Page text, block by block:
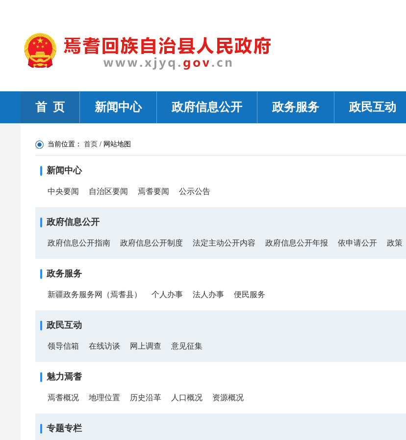
首 页 新闻中心 政府信息公开 政务服务 政民互动
当前位置： 首页 / 网站地图
新闻中心
中央要闻 自治区要闻 焉耆要闻 公示公告
政府信息公开
政府信息公开指南 政府信息公开制度 法定主动公开内容 政府信息公开年报 依申请公开 政策
政务服务
新疆政务服务网（焉耆县） 个人办事 法人办事 便民服务
政民互动
领导信箱 在线访谈 网上调查 意见征集
魅力焉耆
焉耆概况 地理位置 历史沿革 人口概况 资源概况
专题专栏